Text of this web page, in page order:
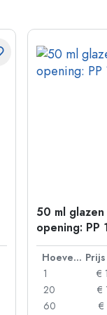
50 ml
opening: PP
Hoeveelheid
1
€
20
€
60
€